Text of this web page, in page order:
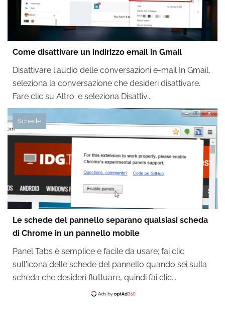
Come disattivare un indirizzo email in Gmail
Disattivare l'audio delle conversazioni e-mail In Gmail,
seleziona la conversazione che desideri disattivare.
Fare clic su Altro. e seleziona Disattiv...
Schede
Le schede del pannello separano qualsiasi scheda
di Chrome in un pannello mobile
Panel Tabs è semplice e facile da usare; fai clic
sull'icona delle schede del pannello quando sei sulla
scheda che desideri fluttuare, quindi fai clic...